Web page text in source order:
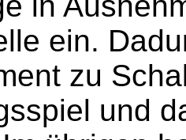
ein.
zu
und